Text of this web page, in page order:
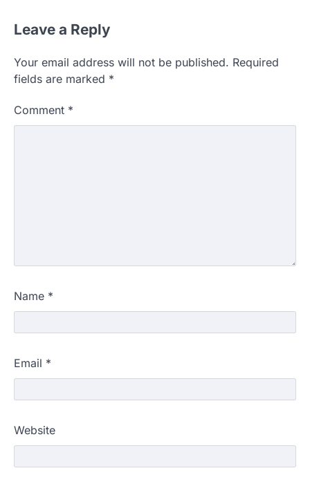
Leave a Reply
Your email address will not be published. Required
fields are marked *
Comment *
Name *
Email *
Website